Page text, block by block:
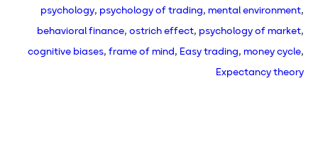
psychology, psychology of trading,mental environment,
behavioral finance,ostrich effect, psychology of market,
cognitive biases,frame of mind, Easy trading,money cycle,
Expectancy theory